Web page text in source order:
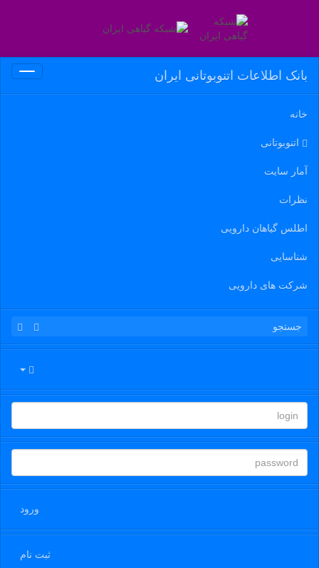
بانک اطلاعات اتنوبوتانی ایران
خانه
اتنوبوتانی
آمار سایت
نظرات
اطلس گیاهان دارویی
شناسایی
شرکت های دارویی
ورود
ثبت نام